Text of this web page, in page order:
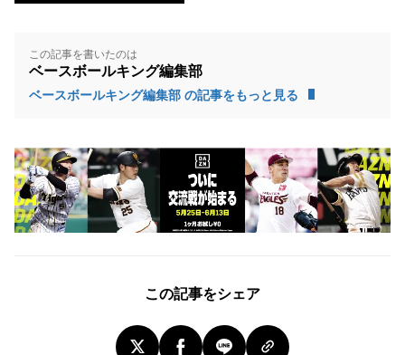
この記事を書いたのは
ベースボールキング編集部
ベースボールキング編集部 の記事をもっと見る
この記事をシェア